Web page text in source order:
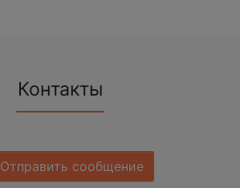
Контакты
Отправить сообщение